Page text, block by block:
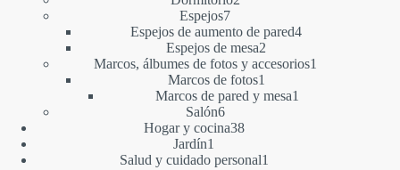
Espejos77
productos
Espejos de aumento de pared44
Espejos de mesa2
productos
Marcos, álbumes de fotos y accesorios1
Marcos de fotos1
producto
Marcos de pared y mesa1
Salón66
productos
Hogar y cocina3838
Jardín1
producto
Salud y cuidado personal1